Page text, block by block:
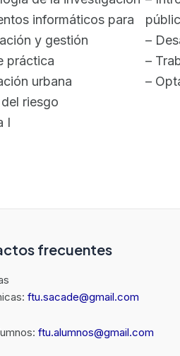
informáticos para
y gestión
práctica
urbana
riesgo
I
–
–
–
frecuentes
ftu.sacade@gmail.com
ftu.alumnos@gmail.com